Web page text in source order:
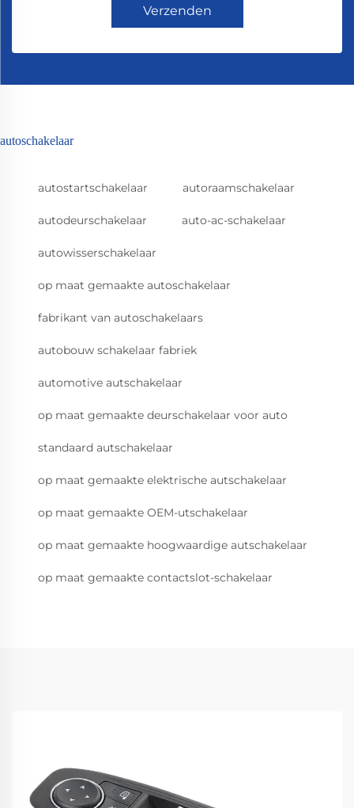
Verzenden
autoschakelaar
autostartschakelaar autoraamschakelaar
autodeurschakelaar auto-ac-schakelaar
autowisserschakelaar
op maat gemaakte autoschakelaar
fabrikant van autoschakelaars
autobouw schakelaar fabriek
automotive autschakelaar
op maat gemaakte deurschakelaar voor auto
standaard autschakelaar
op maat gemaakte elektrische autschakelaar
op maat gemaakte OEM-utschakelaar
op maat gemaakte hoogwaardige autschakelaar
op maat gemaakte contactslot-schakelaar